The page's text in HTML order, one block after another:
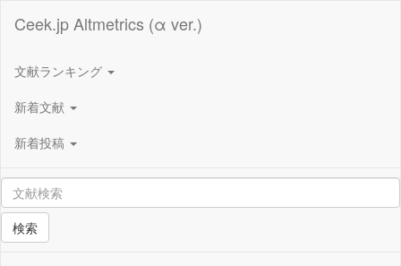
Ceek.jp Altmetrics (α ver.)
文献ランキング
新着文献
新着投稿
検索